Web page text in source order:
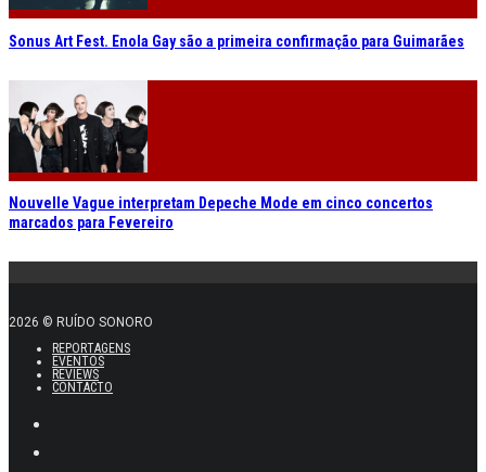
Sonus Art Fest. Enola Gay são a primeira confirmação para Guimarães
Nouvelle Vague interpretam Depeche Mode em cinco concertos
marcados para Fevereiro
2026 © RUÍDO SONORO
REPORTAGENS
EVENTOS
REVIEWS
CONTACTO